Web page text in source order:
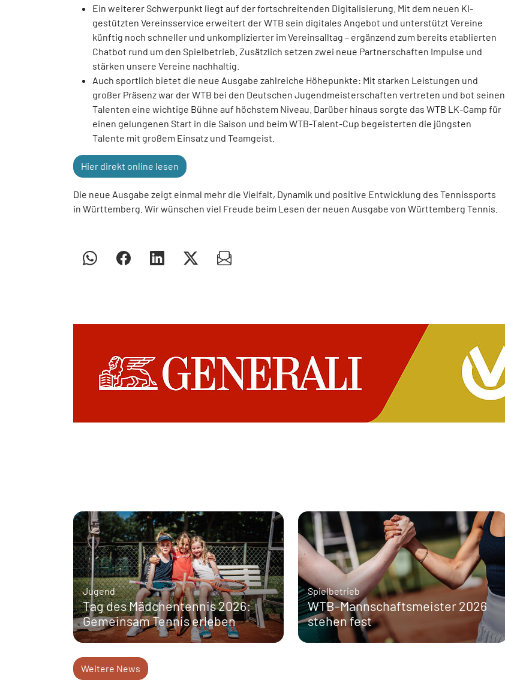
Ein weiterer Schwerpunkt liegt auf der fortschreitenden Digitalisierung. Mit dem neuen KI-
gestützten Vereinsservice erweitert der WTB sein digitales Angebot und unterstützt Vereine
künftig noch schneller und unkomplizierter im Vereinsalltag – ergänzend zum bereits etablierten
Chatbot rund um den Spielbetrieb. Zusätzlich setzen zwei neue Partnerschaften Impulse und
stärken unsere Vereine nachhaltig.
Auch sportlich bietet die neue Ausgabe zahlreiche Höhepunkte: Mit starken Leistungen und
großer Präsenz war der WTB bei den Deutschen Jugendmeisterschaften vertreten und bot seinen
Talenten eine wichtige Bühne auf höchstem Niveau. Darüber hinaus sorgte das WTB LK-Camp für
einen gelungenen Start in die Saison und beim WTB-Talent-Cup begeisterten die jüngsten
Talente mit großem Einsatz und Teamgeist.
Hier direkt online lesen
Die neue Ausgabe zeigt einmal mehr die Vielfalt, Dynamik und positive Entwicklung des Tennissports
in Württemberg. Wir wünschen viel Freude beim Lesen der neuen Ausgabe von Württemberg Tennis.
Jugend
Tag des Mädchentennis 2026:
Gemeinsam Tennis erleben
Spielbetrieb
WTB-Mannschaftsmeister 2026
stehen fest
Weitere News